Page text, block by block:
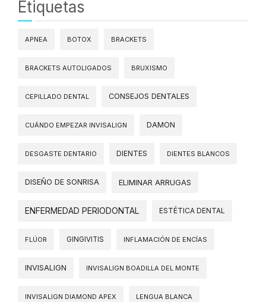
Etiquetas
APNEA BOTOX BRACKETS
BRACKETS AUTOLIGADOS BRUXISMO
CEPILLADO DENTAL CONSEJOS DENTALES
CUÁNDO EMPEZAR INVISALIGN DAMON
DESGASTE DENTARIO DIENTES DIENTES BLANCOS
DISEÑO DE SONRISA ELIMINAR ARRUGAS
ENFERMEDAD PERIODONTAL ESTÉTICA DENTAL
FLÚOR GINGIVITIS INFLAMACIÓN DE ENCÍAS
INVISALIGN INVISALIGN BOADILLA DEL MONTE
INVISALIGN DIAMOND APEX LENGUA BLANCA